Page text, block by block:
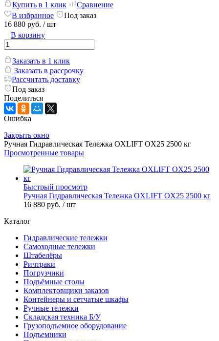
Купить в 1 клик
Сравнение
В избранное
Под заказ
16 880 руб. / шт
В корзину
Заказать в 1 клик
Заказать в рассрочку
Рассчитать доставку
Под заказ
Поделиться
Ошибка
Закрыть окно
Ручная Гидравлическая Тележка OXLIFT OX25 2500 кг
Просмотренные товары
Быстрый просмотр
Ручная Гидравлическая Тележка OXLIFT OX25 2500 кг
16 880 руб. / шт
Каталог
Гидравлические тележки
Самоходные тележки
Штабелёры
Ричтраки
Погрузчики
Подъёмные столы
Комплектовщики заказов
Контейнеры и сетчатые шкафы
Ручные тележки
Складская техника Б/У
Грузоподъемное оборудование
Подъемники